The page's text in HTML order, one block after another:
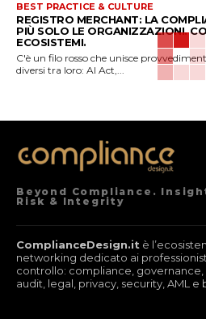
BEST PRACTICE & CULTURE
REGISTRO MERCHANT: LA
PIÙ SOLO LE ORGANIZZAZIONI.
ECOSISTEMI.
C'è un filo rosso che unisce
diversi tra loro: AI Act,...
Beyond Compliance.
Risk & Integrity
ComplianceDesign.it è
networking dedicato ai
controllo: compliance,
audit, legal, privacy, security, AML e